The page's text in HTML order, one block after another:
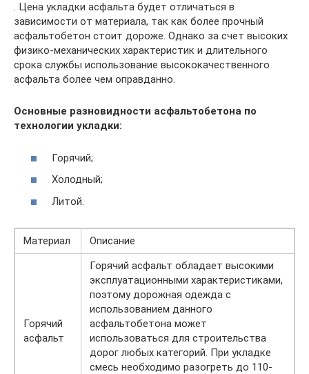
. Цена укладки асфальта будет отличаться в
зависимости от материала, так как более прочный
асфальтобетон стоит дороже. Однако за счет высоких
физико-механических характеристик и длительного
срока службы использование высококачественного
асфальта более чем оправданно.
Основные разновидности асфальтобетона по
технологии укладки:
Горячий;
Холодный;
Литой.
Материал Описание
Горячий
асфальт
Горячий асфальт обладает высокими
эксплуатационными характеристиками,
поэтому дорожная одежда с
использованием данного
асфальтобетона может
использоваться для строительства
дорог любых категорий. При укладке
смесь необходимо разогреть до 110-